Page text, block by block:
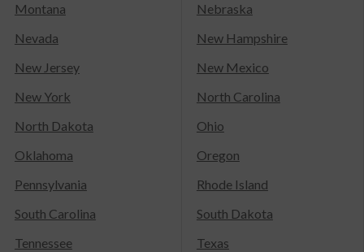
Montana
Nebraska
Nevada
New Hampshire
New Jersey
New Mexico
New York
North Carolina
North Dakota
Ohio
Oklahoma
Oregon
Pennsylvania
Rhode Island
South Carolina
South Dakota
Tennessee
Texas